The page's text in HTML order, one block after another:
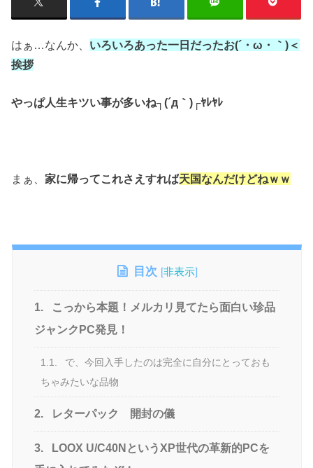
はぁ…なんか、 いろいろあった一日だったお(´・ω・｀)＜
挨拶
やっぱ人生キツい事が多いね┐(´д｀)┌ﾔﾚﾔﾚ
まぁ、家に帰ってこれさえすれば天国なんだけどねｗｗ
目次 [非表示]
1.
こっから本題！メルカリ見てたら面白い珍品
ジャンクPC発見！
1.1.
で、今回入手したのは完全に自分にとっておも
ちゃみたいな品物
2. レターパック 開封の儀
3.
LOOX U/C40NというXP世代の革新的PCを